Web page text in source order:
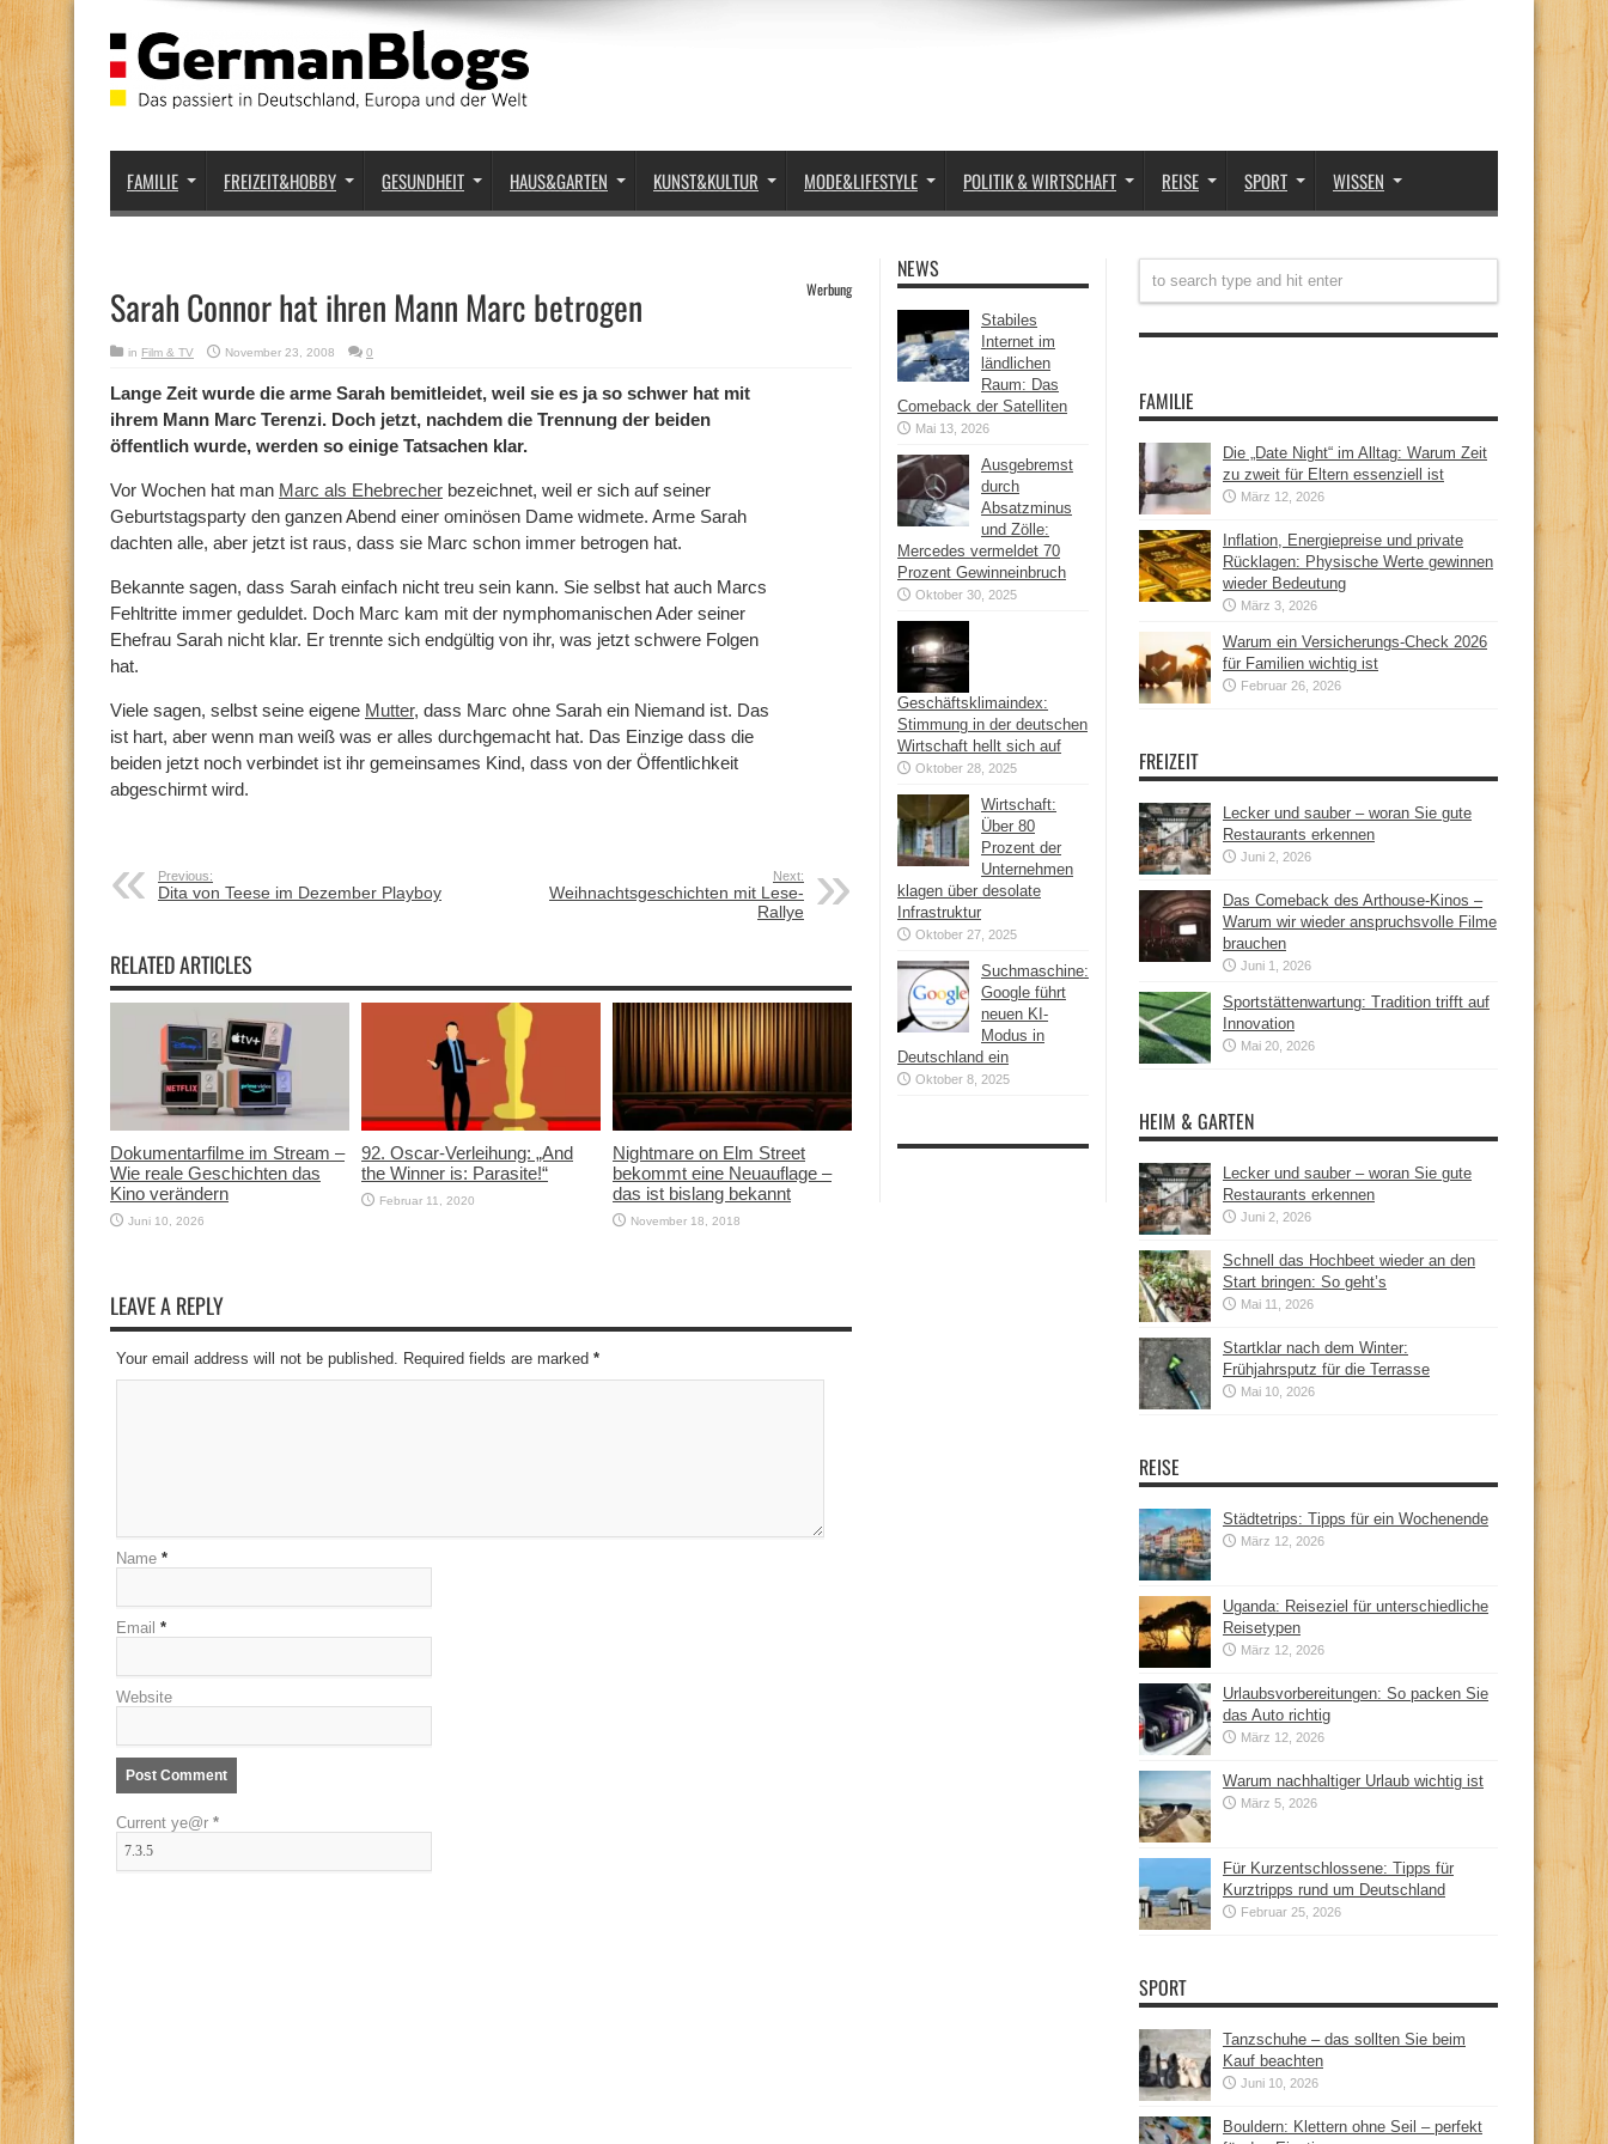
FAMILIE FREIZEIT&HOBBY GESUNDHEIT HAUS&GARTEN KUNST&KULTUR MODE&LIFESTYLE POLITIK & WIRTSCHAFT REISE SPORT WISSEN
Sarah Connor hat ihren Mann Marc betrogen Werbung
in Film & TV November 23, 2008 0
Lange Zeit wurde die arme Sarah bemitleidet, weil sie es ja so schwer hat mit
ihrem Mann Marc Terenzi. Doch jetzt, nachdem die Trennung der beiden
öffentlich wurde, werden so einige Tatsachen klar.
Vor Wochen hat man Marc als Ehebrecher bezeichnet, weil er sich auf seiner
Geburtstagsparty den ganzen Abend einer ominösen Dame widmete. Arme Sarah
dachten alle, aber jetzt ist raus, dass sie Marc schon immer betrogen hat.
Bekannte sagen, dass Sarah einfach nicht treu sein kann. Sie selbst hat auch Marcs
Fehltritte immer geduldet. Doch Marc kam mit der nymphomanischen Ader seiner
Ehefrau Sarah nicht klar. Er trennte sich endgültig von ihr, was jetzt schwere Folgen
hat.
Viele sagen, selbst seine eigene Mutter, dass Marc ohne Sarah ein Niemand ist. Das
ist hart, aber wenn man weiß was er alles durchgemacht hat. Das Einzige dass die
beiden jetzt noch verbindet ist ihr gemeinsames Kind, dass von der Öffentlichkeit
abgeschirmt wird.
Previous:
Dita von Teese im Dezember Playboy
Next:
Weihnachtsgeschichten mit Lese-
Rallye
RELATED ARTICLES
Dokumentarfilme im Stream –
Wie reale Geschichten das
Kino verändern
Juni 10, 2026
92. Oscar-Verleihung: „And
the Winner is: Parasite!“
Februar 11, 2020
Nightmare on Elm Street
bekommt eine Neuauflage –
das ist bislang bekannt
November 18, 2018
LEAVE A REPLY
Your email address will not be published. Required fields are marked *
Name *
Email *
Website
Current ye@r *
NEWS
Stabiles
Internet im
ländlichen
Raum: Das
Comeback der Satelliten
Mai 13, 2026
Ausgebremst
durch
Absatzminus
und Zölle:
Mercedes vermeldet 70
Prozent Gewinneinbruch
Oktober 30, 2025
Geschäftsklimaindex:
Stimmung in der deutschen
Wirtschaft hellt sich auf
Oktober 28, 2025
Wirtschaft:
Über 80
Prozent der
Unternehmen
klagen über desolate
Infrastruktur
Oktober 27, 2025
Suchmaschine:
Google führt
neuen KI-
Modus in
Deutschland ein
Oktober 8, 2025
FAMILIE
Die „Date Night“ im Alltag: Warum Zeit
zu zweit für Eltern essenziell ist
März 12, 2026
Inflation, Energiepreise und private
Rücklagen: Physische Werte gewinnen
wieder Bedeutung
März 3, 2026
Warum ein Versicherungs-Check 2026
für Familien wichtig ist
Februar 26, 2026
FREIZEIT
Lecker und sauber – woran Sie gute
Restaurants erkennen
Juni 2, 2026
Das Comeback des Arthouse-Kinos –
Warum wir wieder anspruchsvolle Filme
brauchen
Juni 1, 2026
Sportstättenwartung: Tradition trifft auf
Innovation
Mai 20, 2026
HEIM & GARTEN
Lecker und sauber – woran Sie gute
Restaurants erkennen
Juni 2, 2026
Schnell das Hochbeet wieder an den
Start bringen: So geht’s
Mai 11, 2026
Startklar nach dem Winter:
Frühjahrsputz für die Terrasse
Mai 10, 2026
REISE
Städtetrips: Tipps für ein Wochenende
März 12, 2026
Uganda: Reiseziel für unterschiedliche
Reisetypen
März 12, 2026
Urlaubsvorbereitungen: So packen Sie
das Auto richtig
März 12, 2026
Warum nachhaltiger Urlaub wichtig ist
März 5, 2026
Für Kurzentschlossene: Tipps für
Kurztripps rund um Deutschland
Februar 25, 2026
SPORT
Tanzschuhe – das sollten Sie beim
Kauf beachten
Juni 10, 2026
Bouldern: Klettern ohne Seil – perfekt